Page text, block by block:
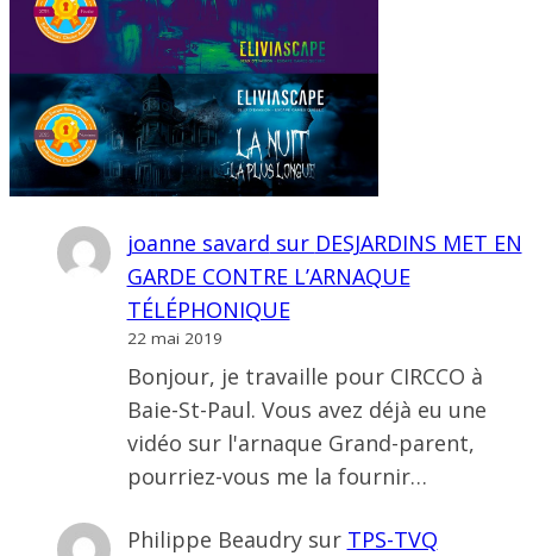
joanne savard sur DESJARDINS MET EN
GARDE CONTRE L’ARNAQUE
TÉLÉPHONIQUE
22 mai 2019
Bonjour, je travaille pour CIRCCO à
Baie-St-Paul. Vous avez déjà eu une
vidéo sur l'arnaque Grand-parent,
pourriez-vous me la fournir…
Philippe Beaudrysur TPS-TVQ